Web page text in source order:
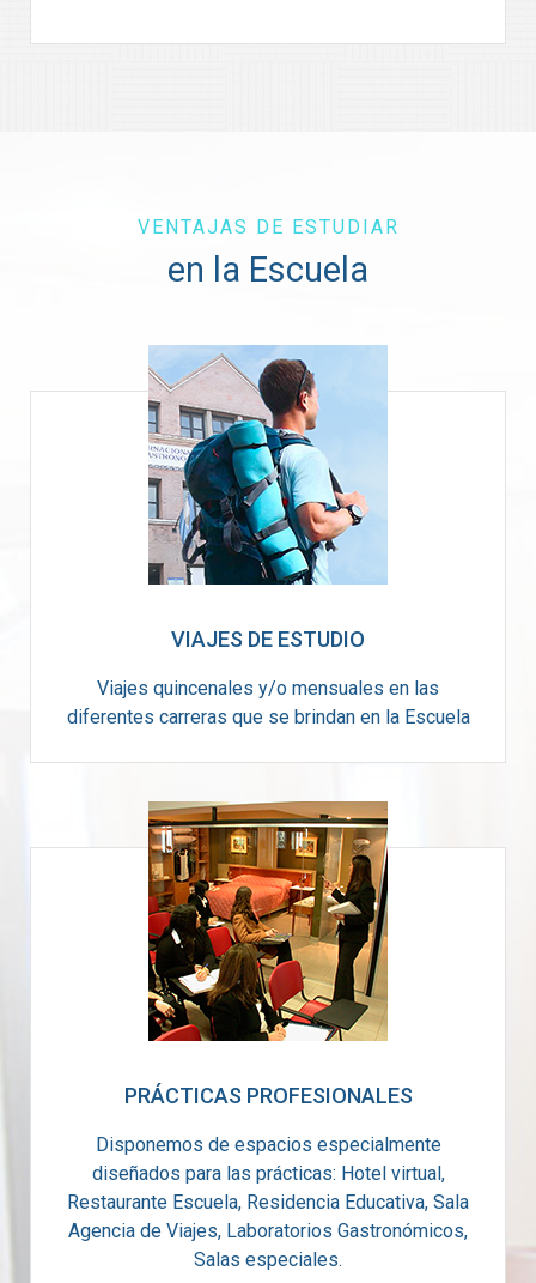
VENTAJAS DE ESTUDIAR
en la Escuela
VIAJES DE ESTUDIO
Viajes quincenales y/o mensuales en las
diferentes carreras que se brindan en la Escuela
PRÁCTICAS PROFESIONALES
Disponemos de espacios especialmente
diseñados para las prácticas: Hotel virtual,
Restaurante Escuela, Residencia Educativa, Sala
Agencia de Viajes, Laboratorios Gastronómicos,
Salas especiales.